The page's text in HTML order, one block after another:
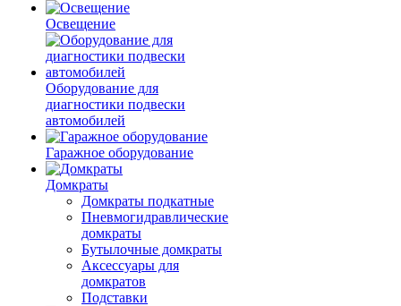
Освещение
Оборудование для
диагностики подвески
автомобилей
Гаражное оборудование
Домкраты
Домкраты подкатные
Пневмогидравлические
домкраты
Бутылочные домкраты
Аксессуары для
домкратов
Подставки